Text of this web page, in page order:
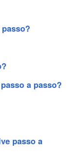
a passo?
passo a